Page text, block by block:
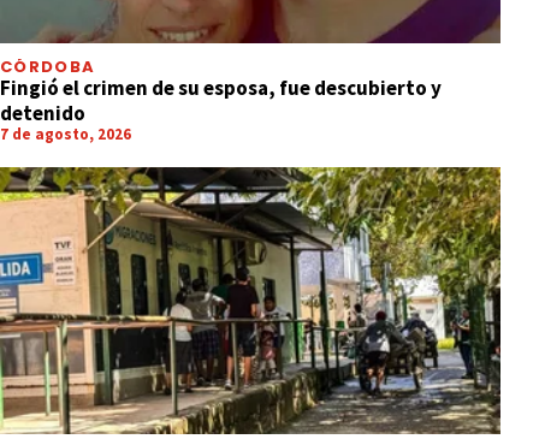
CÓRDOBA
Fingió el crimen de su esposa, fue descubierto y
detenido
7 de agosto, 2026